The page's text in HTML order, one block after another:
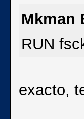
Mkman
RUN
exacto,